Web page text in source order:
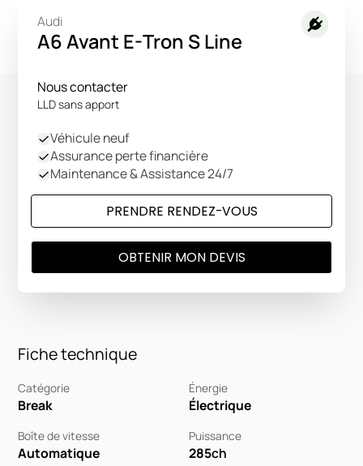
Fiche technique
Catégorie
Break
Énergie
Électrique
Boîte de vitesse
Automatique
Puissance
285ch
Audi
A6 Avant E-Tron S Line
Nous contacter
LLD sans apport
Véhicule neuf
Assurance perte financière
Maintenance & Assistance 24/7
PRENDRE RENDEZ-VOUS
OBTENIR MON DEVIS